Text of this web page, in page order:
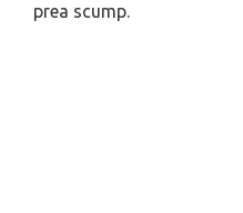
prea scump.